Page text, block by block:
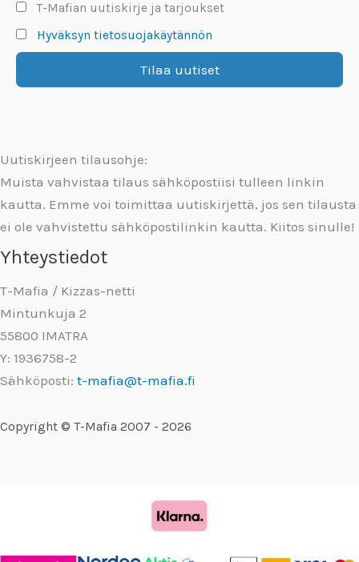
T-Mafian uutiskirje ja tarjoukset
Hyväksyn tietosuojakäytännön
Uutiskirjeen tilausohje:
Muista vahvistaa tilaus sähköpostiisi tulleen linkin
kautta. Emme voi toimittaa uutiskirjettä, jos sen tilausta
ei ole vahvistettu sähköpostilinkin kautta. Kiitos sinulle!
Yhteystiedot
T-Mafia / Kizzas-netti
Mintunkuja 2
55800 IMATRA
Y: 1936758-2
Sähköposti: t-mafia@t-mafia.fi
Copyright © T-Mafia 2007 - 2026